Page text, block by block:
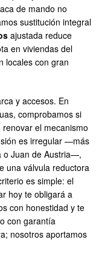
de mando no
sustitución integral
ajustada reduce
en viviendas del
locales con gran
y accesos. En
comprobamos si
el mecanismo
es irregular —más
o Juan de Austria—,
una válvula reductora
es simple: el
hoy te obligará a
con honestidad y te
con garantía
nosotros aportamos